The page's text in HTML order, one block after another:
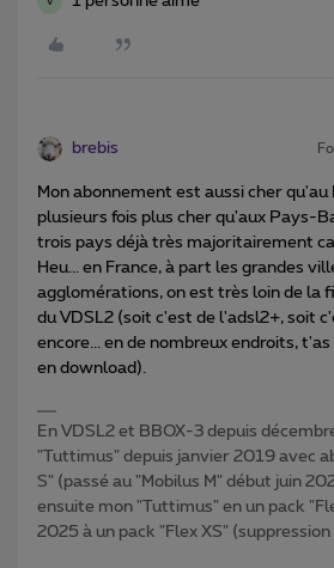
brebis
Mon abonnement est aussi cher qu'au
plusieurs fois plus cher qu'aux Pays-
trois pays déjà très majoritairement
Heu... en France, à part les grandes
agglomérations, on est très loin de la
du VDSL2 (soit c'est de l'adsl2+, soit
encore... en de nombreux endroits,
en download).
En VDSL2 et BBOX-3 depuis
"Tuttimus" depuis janvier 2019 avec
S" (passé au "Mobilus M" début juin
ensuite mon "Tuttimus" en un pack
2025 à un pack "Flex XS"